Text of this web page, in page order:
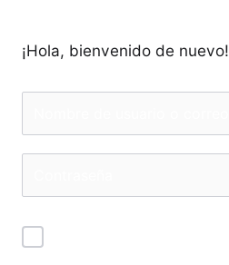
¡Hola, bienvenido de nuevo!